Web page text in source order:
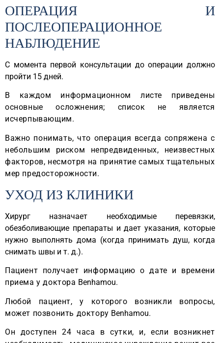
ОПЕРАЦИЯ И
ПОСЛЕОПЕРАЦИОННОЕ
НАБЛЮДЕНИЕ
С момента первой консультации до операции должно
пройти 15 дней.
В каждом информационном листе приведены
основные осложнения; список не является
исчерпывающим.
Важно понимать, что операция всегда сопряжена с
небольшим риском непредвиденных, неизвестных
факторов, несмотря на принятие самых тщательных
мер предосторожности.
УХОД ИЗ КЛИНИКИ
Хирург назначает необходимые перевязки,
обезболивающие препараты и дает указания, которые
нужно выполнять дома (когда принимать душ, когда
снимать швы и т. д.).
Пациент получает информацию о дате и времени
приема у доктора Benhamou.
Любой пациент, у которого возникли вопросы,
может позвонить доктору Benhamou.
Он доступен 24 часа в сутки, и, если возникнет